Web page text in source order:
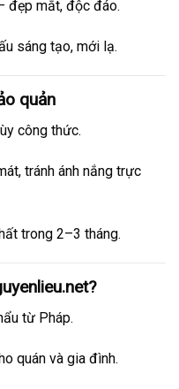
đẹp mắt, độc đáo.
sáng tạo, mới lạ.
quản
công thức.
tránh ánh nắng trực
trong 2–3 tháng.
?
từ Pháp.
quán và gia đình.